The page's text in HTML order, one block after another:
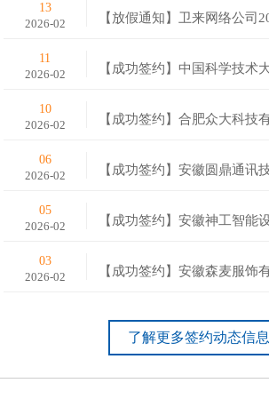
13
2026-02
11
2026-02
10
2026-02
06
2026-02
05
2026-02
03
2026-02
了解更多签约动态信息